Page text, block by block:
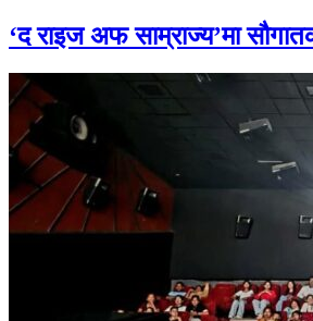
‘द राइज अफ साम्राज्य’मा